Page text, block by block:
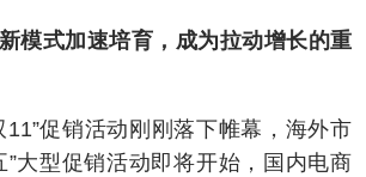
加速培育，成为拉动增长的重
销活动刚刚落下帷幕，海外市
”大型促销活动即将开始，国内电商